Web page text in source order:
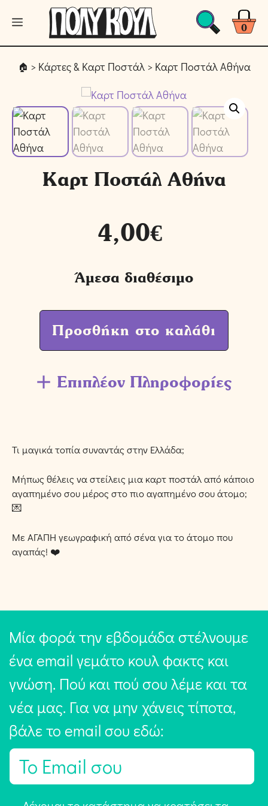
Μετάβαση
περιεχόμενο
0
Μενού
> Κάρτες & Καρτ Ποστάλ> Καρτ Ποστάλ Αθήνα
Καρτ Ποστάλ Αθήνα
4,00€
Άμεσα διαθέσιμο
Προσθήκη στο καλάθι
Επιπλέον Πληροφορίες
Τι μαγικά τοπία συναντάς στην Ελλάδα;
Μήπως θέλεις να στείλεις μια καρτ ποστάλ από κάποιο
αγαπημένο σου μέρος στο πιο αγαπημένο σου άτομο;
💌
Με ΑΓΑΠΗ γεωγραφική από σένα για το άτομο που
αγαπάς! ❤️
Μία φορά την εβδομάδα στέλνουμε
ένα email γεμάτο κουλ φακτς και
γνώση. Πού και πού σου λέμε και τα
νέα μας. Για να μην χάνεις τίποτα,
βάλε το email σου εδώ:
E